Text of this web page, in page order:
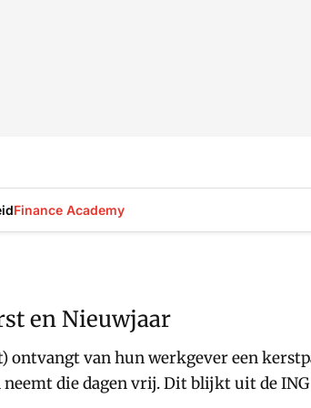
Finance Academy
en Nieuwjaar
ontvangt van hun werkgever een
die dagen vrij. Dit blijkt uit de ING